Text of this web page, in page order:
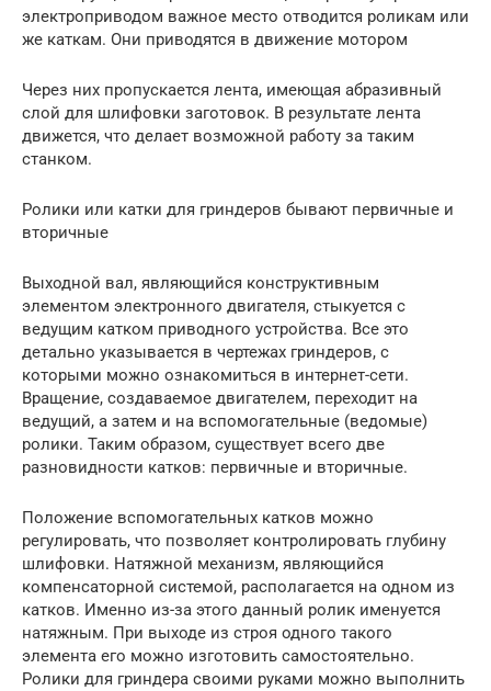
электроприводом важное место отводится роликам или
же каткам. Они приводятся в движение мотором
Через них пропускается лента, имеющая абразивный
слой для шлифовки заготовок. В результате лента
движется, что делает возможной работу за таким
станком.
Ролики или катки для гриндеров бывают первичные и
вторичные
Выходной вал, являющийся конструктивным
элементом электронного двигателя, стыкуется с
ведущим катком приводного устройства. Все это
детально указывается в чертежах гриндеров, с
которыми можно ознакомиться в интернет-сети.
Вращение, создаваемое двигателем, переходит на
ведущий, а затем и на вспомогательные (ведомые)
ролики. Таким образом, существует всего две
разновидности катков: первичные и вторичные.
Положение вспомогательных катков можно
регулировать, что позволяет контролировать глубину
шлифовки. Натяжной механизм, являющийся
компенсаторной системой, располагается на одном из
катков. Именно из-за этого данный ролик именуется
натяжным. При выходе из строя одного такого
элемента его можно изготовить самостоятельно.
Ролики для гриндера своими руками можно выполнить